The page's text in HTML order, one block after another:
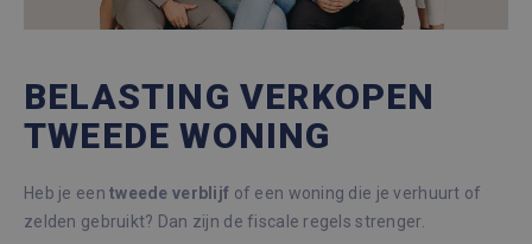
BELASTING VERKOPEN
TWEEDE WONING
Heb je eentweede verblijf of een woning die je verhuurt of
zelden gebruikt? Dan zijn de fiscale regels strenger.